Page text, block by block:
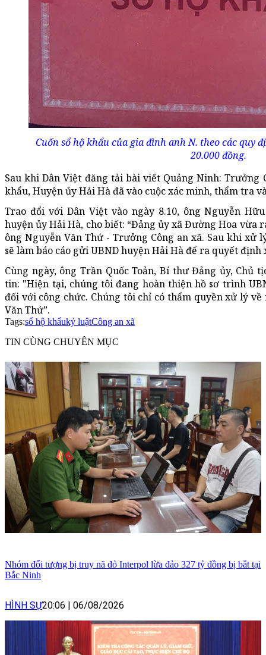
Cuốn sổ hộ khẩu của gia đình anh N. theo các quy
20.000 đồng.
Sau khi Dân Việt đăng tải bài viết Quảng Ninh: Trưởng
khẩu, Huyện ủy Hải Hà đã vào cuộc xác minh, thẩm tra
Trao đổi với Dân Việt vào ngày 8.10, ông Nguyễn
huyện ủy Hải Hà, cho biết: “Đảng ủy xã Đường Hoa vừa
ông Nguyễn Văn Thứ - Trưởng Công an xã. Sau khi xử
sẽ làm báo cáo gửi UBND huyện Hải Hà để ra quyết định
Cùng ngày, ông Trần Quốc Toản, Bí thư Đảng ủy, Chủ
tin: "Hiện tại, chúng tôi đang hoàn thiện hồ sơ trình
đối với công chức. Chúng tôi chỉ có thẩm quyền xử lý
Văn Thứ”.
Tags:sổ hộ khẩukỷ luậtCông an xã
TIN CÙNG CHUYÊN MỤC
Nhóm đối tượng bị truy nã đỏ Interpol lừa đảo 327 tỷ đồng bị bắt tại
Bắc Ninh
HÌNH SỰ20:06 | 06/08/2026